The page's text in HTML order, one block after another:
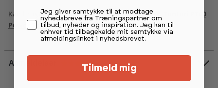
Kan bruges medTunturi Cross Fit Pull Up Bar
Tunturi PT60
Power TowerogAbilica HangOn.
Anmeldelser
Vurdering:
5.0 ud af 5 stjerner
Permission tekst
Jeg giver samtykke til at modtage
nyhedsbreve fra Træningspartner om
tilbud, nyheder og inspiration. Jeg kan til
enhver tid tilbagekalde mit samtykke via
afmeldingslinket i nyhedsbrevet.
Tilmeld mig